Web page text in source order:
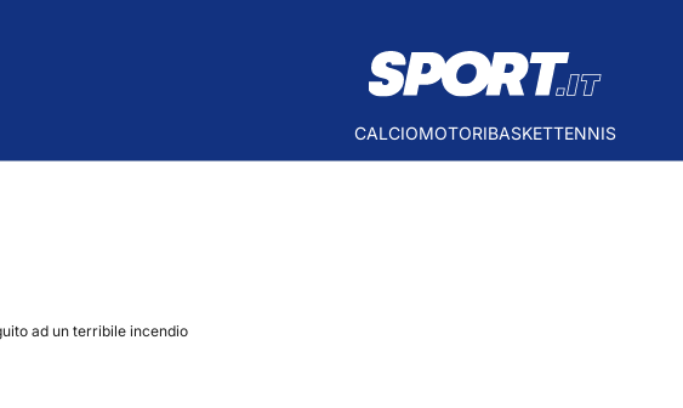
CALCIOMOTORIBASKETTENNIS
ad un terribile incendio